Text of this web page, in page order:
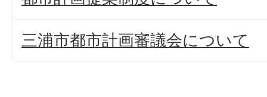
三浦市都市計画審議会について